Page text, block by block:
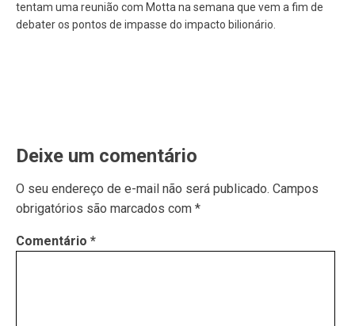
tentam uma reunião com Motta na semana que vem a fim de
debater os pontos de impasse do impacto bilionário.
Deixe um comentário
O seu endereço de e-mail não será publicado. Campos
obrigatórios são marcados com *
Comentário *